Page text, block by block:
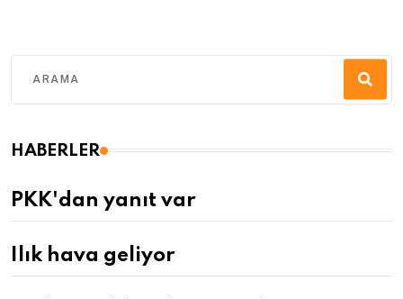
HABERLER
PKK'dan yanıt var
Ilık hava geliyor